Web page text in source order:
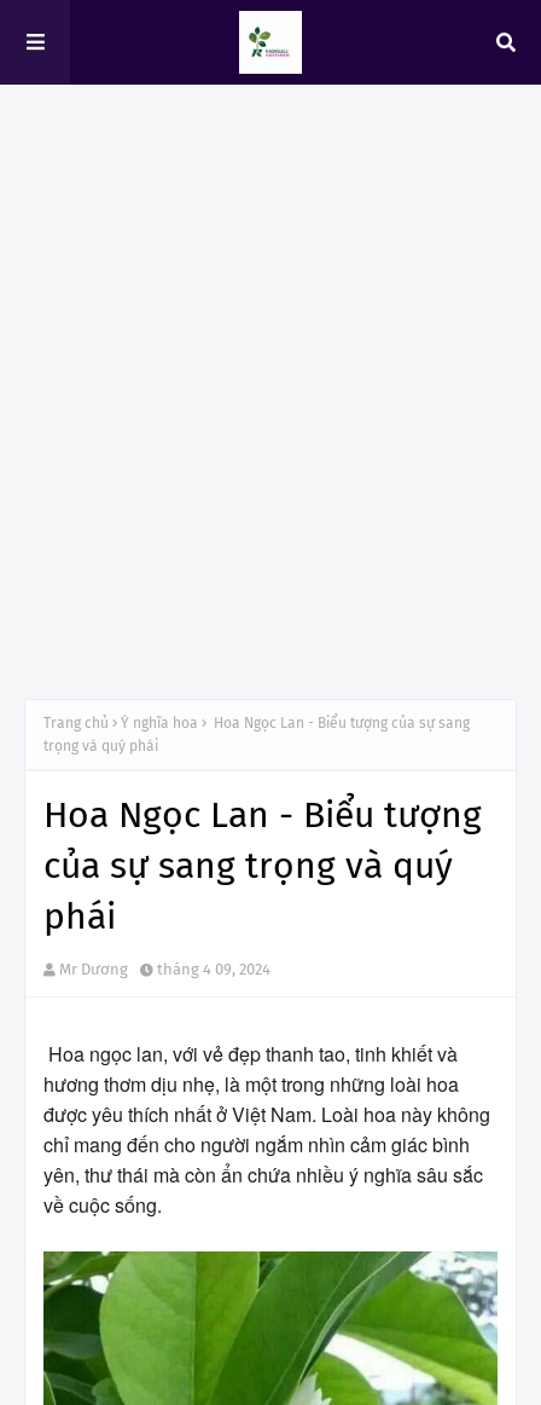
Trang chủ Ý nghĩa hoa
Hoa Ngọc Lan - Biểu tượng của sự sang
trọng và quý phái
Hoa Ngọc Lan - Biểu tượng
của sự sang trọng và quý
phái
Mr Dương tháng 4 09, 2024
Hoa ngọc lan, với vẻ đẹp thanh tao, tinh khiết và
hương thơm dịu nhẹ, là một trong những loài hoa
được yêu thích nhất ở Việt Nam. Loài hoa này không
chỉ mang đến cho người ngắm nhìn cảm giác bình
yên, thư thái mà còn ẩn chứa nhiều ý nghĩa sâu sắc
về cuộc sống.